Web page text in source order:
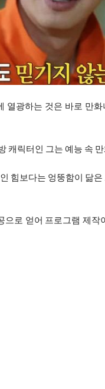
열광하는 것은 바로 만
캐릭터인 그는 예능 속
힘보다는 엉뚱함이 닮
으로 얻어 프로그램 제작